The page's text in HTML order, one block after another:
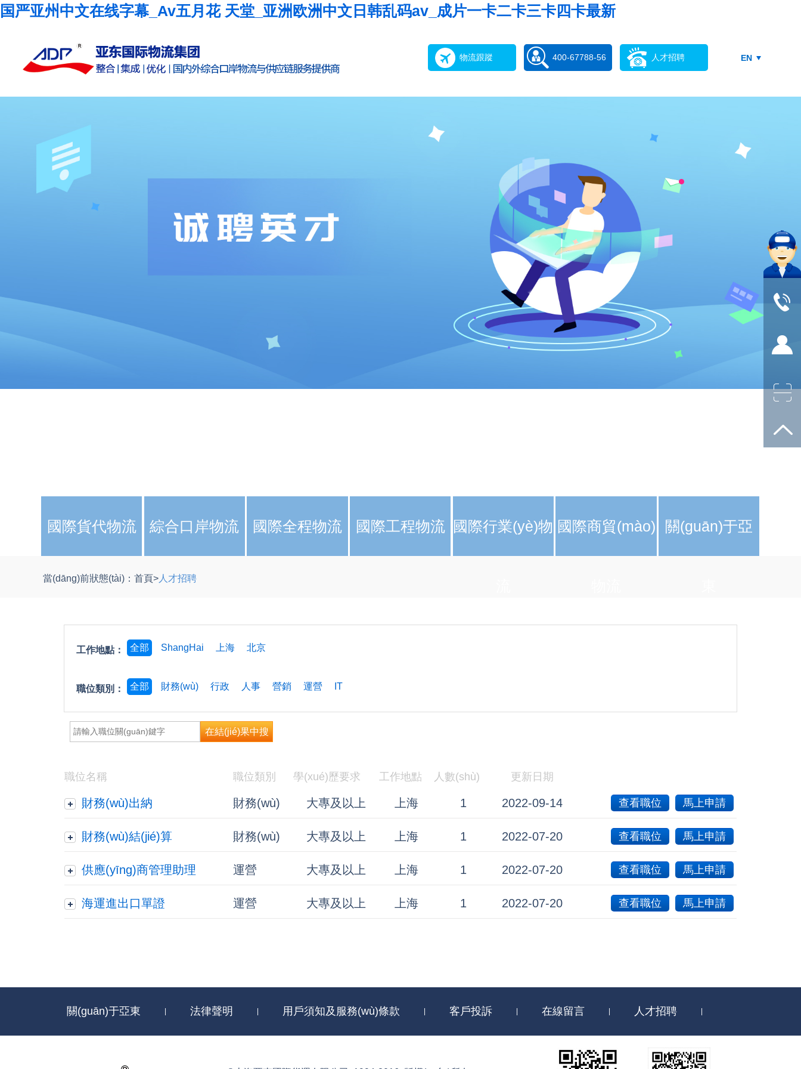
国严亚州中文在线字幕_Av五月花 天堂_亚洲欧洲中文日韩乱码av_成片一卡二卡三卡四卡最新
EN
物流跟蹤 400-67788-56 人才招聘
國際貨代物流 綜合口岸物流 國際全程物流 國際工程物流 國際行業(yè)物 國際商貿(mào) 關(guān)于亞
當(dāng)前狀態(tài)： 首頁> 人才招聘
工作地點： 全部 ShangHai 上海 北京
職位類別： 全部 財務(wù) 行政 人事 營銷 運營 IT
在結(jié)果中搜
職位名稱 職位類別 學(xué)歷要求 工作地點 人數(shù) 更新日期
財務(wù)出納 財務(wù) 大專及以上 上海 1 2022-09-14 馬上申請
查看職位
財務(wù)結(jié)算 財務(wù) 大專及以上 上海 1 2022-07-20 馬上申請
查看職位
供應(yīng)商管理助理 運營 大專及以上 上海 1 2022-07-20 馬上申請
查看職位
海運進出口單證 運營 大專及以上 上海 1 2022-07-20 馬上申請
查看職位
關(guān)于亞東 法律聲明 用戶須知及服務(wù)條款 客戶投訴 在線留言 人才招聘